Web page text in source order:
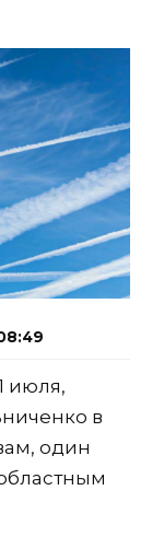
июля,
в
один